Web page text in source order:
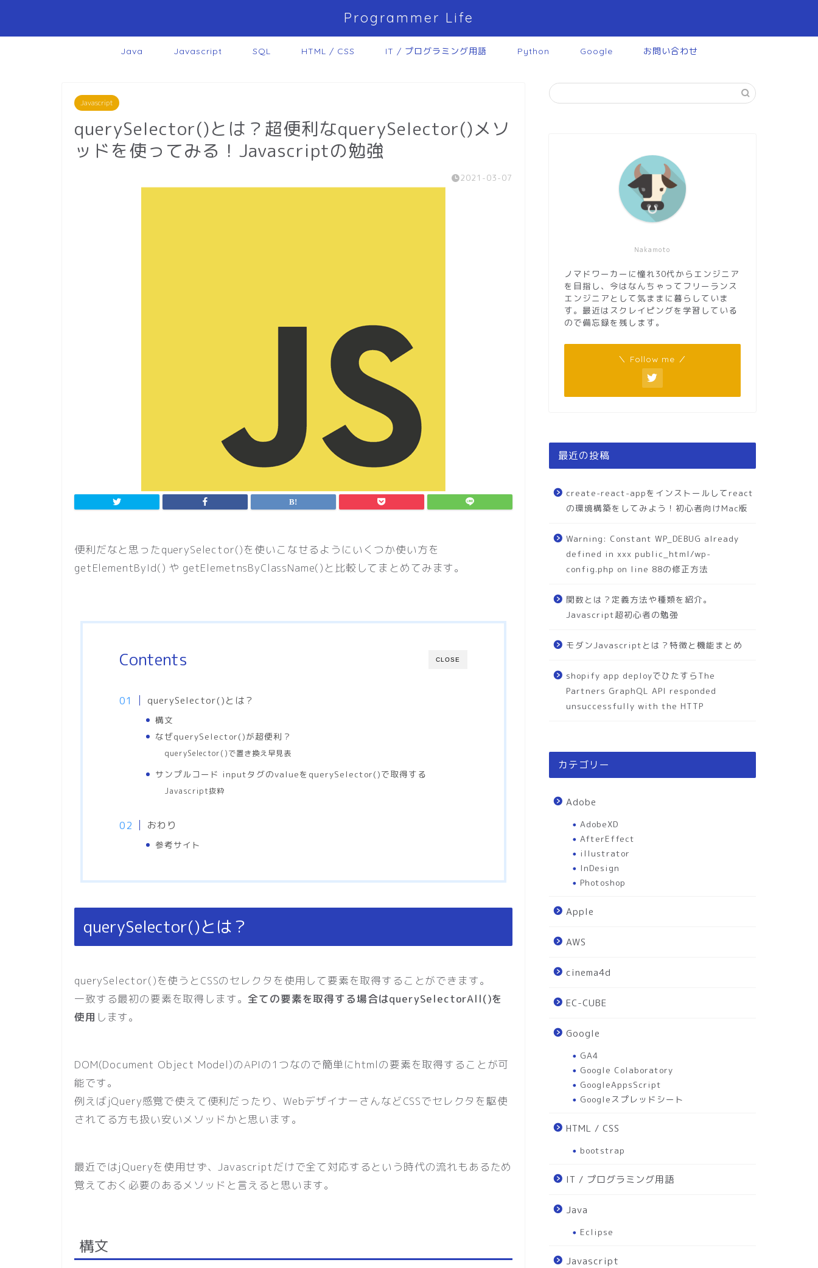
Programmer Life
Java Javascript SQL HTML / CSS IT / プログラミング用語 Python Google お問い合わせ
Javascript
querySelector()とは？超便利なquerySelector()メソ
ッドを使ってみる！Javascriptの勉強
2021-03-07
便利だなと思ったquerySelector()を使いこなせるようにいくつか使い方を
getElementById() や getElemetnsByClassName()と比較してまとめてみます。
CLOSE
Contents
querySelector()とは？
構文
なぜquerySelector()が超便利？
querySelector()で置き換え早見表
サンプルコード inputタグのvalueをquerySelector()で取得する
Javascript抜粋
おわり
参考サイト
querySelector()とは？
querySelector()を使うとCSSのセレクタを使用して要素を取得することができます。
一致する最初の要素を取得します。 全ての要素を取得する場合はquerySelectorAll()を
使用 します。
DOM(Document Object Model)のAPIの1つなので簡単にhtmlの要素を取得することが可
能です。
例えばjQuery感覚で使えて便利だったり、WebデザイナーさんなどCSSでセレクタを駆使
されてる方も扱い安いメソッドかと思います。
最近ではjQueryを使用せず、Javascriptだけで全て対応するという時代の流れもあるため
覚えておく必要のあるメソッドと言えると思います。
構文
Nakamoto
ノマドワーカーに憧れ30代からエンジニア
を目指し、今はなんちゃってフリーランス
エンジニアとして気ままに暮らしていま
す。最近はスクレイピングを学習している
ので備忘録を残します。
＼ Follow me ／
最近の投稿
create-react-appをインストールしてreact
の環境構築をしてみよう！初心者向けMac版
Warning: Constant WP_DEBUG already
defined in xxx public_html/wp-
config.php on line 88の修正方法
関数とは？定義方法や種類を紹介。
Javascript超初心者の勉強
モダンJavascriptとは？特徴と機能まとめ
shopify app deployでひたすらThe
Partners GraphQL API responded
unsuccessfully with the HTTP
カテゴリー
Adobe
AdobeXD
AfterEffect
illustrator
InDesign
Photoshop
Apple
AWS
cinema4d
EC-CUBE
Google
GA4
Google Colaboratory
GoogleAppsScript
Googleスプレッドシート
HTML / CSS
bootstrap
IT / プログラミング用語
Java
Eclipse
Javascript